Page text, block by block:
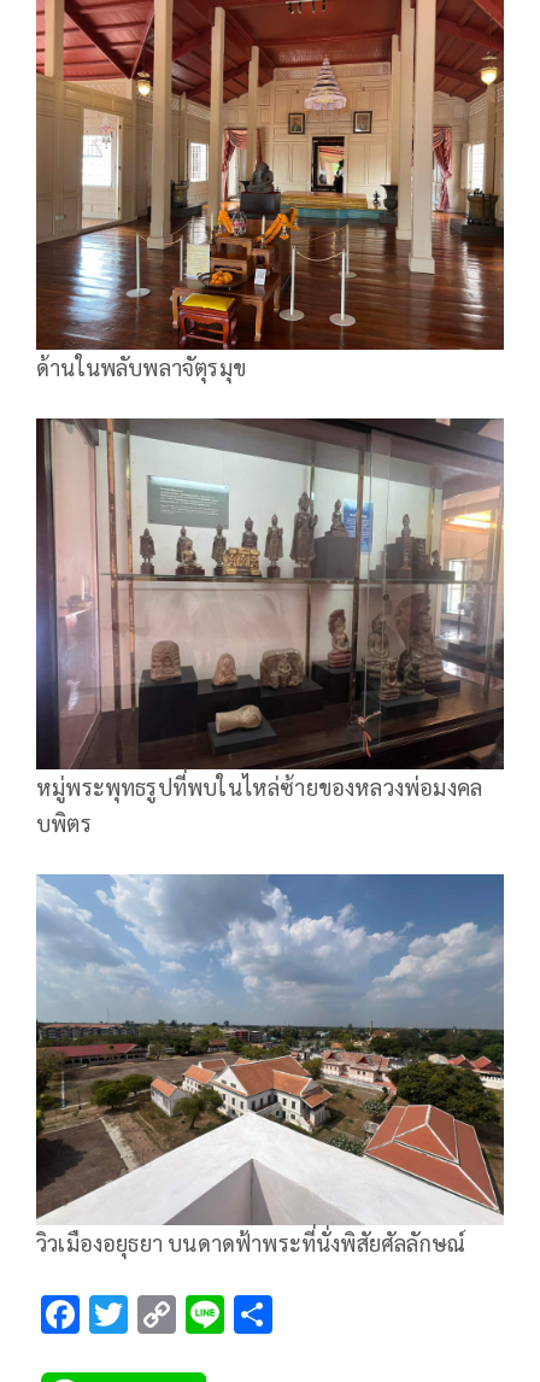
ด้านในพลับพลาจัตุรมุข
หมู่พระพุทธรูปที่พบในไหล่ซ้ายของหลวงพ่อมงคล
บพิตร
วิวเมืองอยุธยา บนดาดฟ้าพระที่นั่งพิสัยศัลลักษณ์
F T C Li